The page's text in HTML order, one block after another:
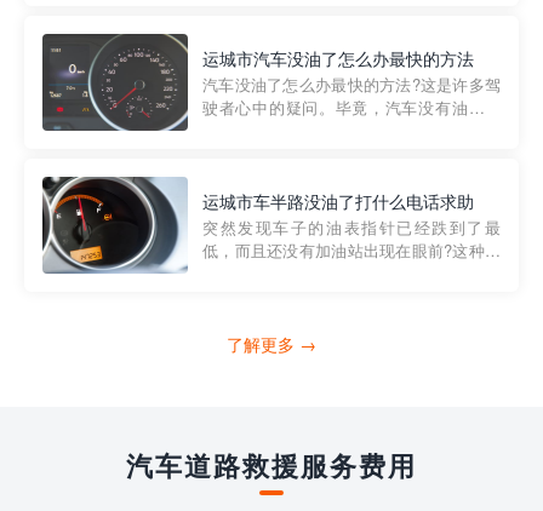
的送油师傅，解决没油的紧急情况。 首
先，让我们来了解一下穿...
运城市汽车没油了怎么办最快的方法
汽车没油了怎么办最快的方法?这是许多驾
驶者心中的疑问。毕竟，汽车没有油就无
越者小程序是一款专门解决汽车没油问题
的在线服务平台。通过...
运城市车半路没油了打什么电话求助
突然发现车子的油表指针已经跌到了最
低，而且还没有加油站出现在眼前?这种情
打4006363122请求送油人员来帮助你。
了解更多 →
汽车道路救援服务费用